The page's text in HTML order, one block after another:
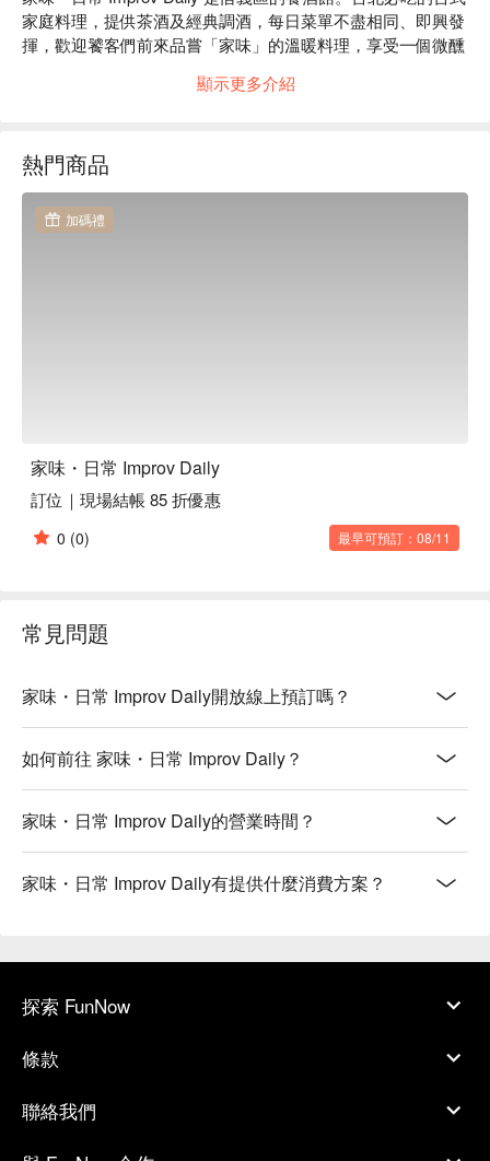
家庭料理，提供茶酒及經典調酒，每日菜單不盡相同、即興發
揮，歡迎饕客們前來品嘗「家味」的溫暖料理，享受一個微醺
家味・日常 Improv Daily 菜單必點：三杯雞、蕃茄炒蛋、紅燒
家味・日常 Improv Daily 推薦：下午 5 點開始營業，提早開啟
你的微醺夜。
家味・日常 Improv Daily 訂位、家味・日常 Improv Daily 優惠
資訊立刻查看⬇︎
顯示更多介紹
熱門商品
加碼禮
家味・日常 Improv Daily
訂位｜現場結帳 85 折優惠
0 (0) 最早可預訂：08/11
常見問題
家味・日常 Improv Daily開放線上預訂嗎？
如何前往 家味・日常 Improv Daily？
家味・日常 Improv Daily的營業時間？
家味・日常 Improv Daily有提供什麼消費方案？
探索 FunNow
條款
聯絡我們